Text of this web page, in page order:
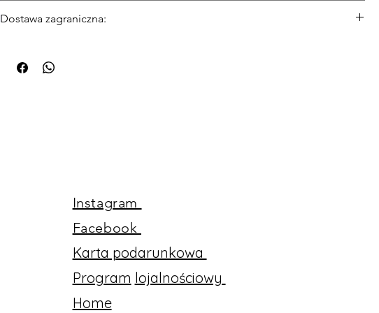
Za pobraniem DPD + 3% Wartości zamówienia (płatność kartą u kuriera)
Dostawa zagraniczna:
Instagram
Facebook
Karta podarunkowa
Program lojalnościowy
Home